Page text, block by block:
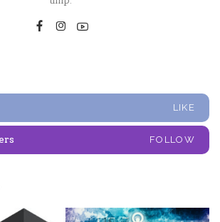
LIKE
FOLLOW